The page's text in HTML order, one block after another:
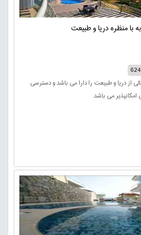
از دریا و طبیعت را دارا می باشد و دسترسی
می باشد.